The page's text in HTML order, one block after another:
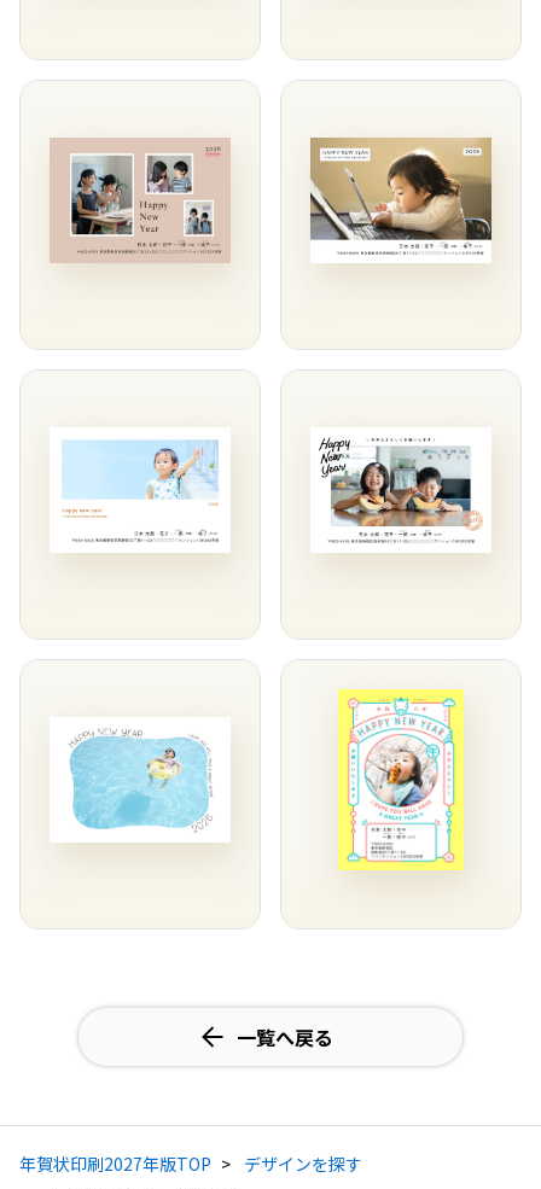
一覧へ戻る
年賀状印刷2027年版TOP
デザインを探す